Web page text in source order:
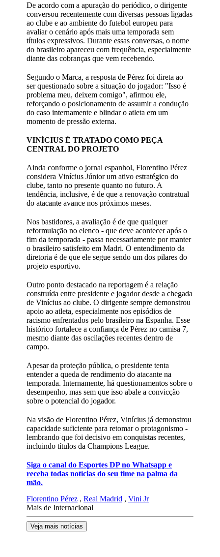
De acordo com a apuração do periódico, o dirigente
conversou recentemente com diversas pessoas ligadas
ao clube e ao ambiente do futebol europeu para
avaliar o cenário após mais uma temporada sem
títulos expressivos. Durante essas conversas, o nome
do brasileiro apareceu com frequência, especialmente
diante das cobranças que vem recebendo.
Segundo o Marca, a resposta de Pérez foi direta ao
ser questionado sobre a situação do jogador: "Isso é
problema meu, deixem comigo", afirmou ele,
reforçando o posicionamento de assumir a condução
do caso internamente e blindar o atleta em um
momento de pressão externa.
VINÍCIUS É TRATADO COMO PEÇA
CENTRAL DO PROJETO
Ainda conforme o jornal espanhol, Florentino Pérez
considera Vinícius Júnior um ativo estratégico do
clube, tanto no presente quanto no futuro. A
tendência, inclusive, é de que a renovação contratual
do atacante avance nos próximos meses.
Nos bastidores, a avaliação é de que qualquer
reformulação no elenco - que deve acontecer após o
fim da temporada - passa necessariamente por manter
o brasileiro satisfeito em Madri. O entendimento da
diretoria é de que ele segue sendo um dos pilares do
projeto esportivo.
Outro ponto destacado na reportagem é a relação
construída entre presidente e jogador desde a chegada
de Vinícius ao clube. O dirigente sempre demonstrou
apoio ao atleta, especialmente nos episódios de
racismo enfrentados pelo brasileiro na Espanha. Esse
histórico fortalece a confiança de Pérez no camisa 7,
mesmo diante das oscilações recentes dentro de
campo.
Apesar da proteção pública, o presidente tenta
entender a queda de rendimento do atacante na
temporada. Internamente, há questionamentos sobre o
desempenho, mas sem que isso abale a convicção
sobre o potencial do jogador.
Na visão de Florentino Pérez, Vinícius já demonstrou
capacidade suficiente para retomar o protagonismo -
lembrando que foi decisivo em conquistas recentes,
incluindo títulos da Champions League.
Siga o canal do Esportes DP no Whatsapp e
receba todas notícias do seu time na palma da
mão.
Florentino Pérez , Real Madrid , Vini Jr
Mais de Internacional
Veja mais notícias